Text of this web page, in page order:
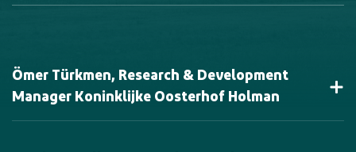
Ömer Türkmen, Research & Development
Manager Koninklijke Oosterhof Holman